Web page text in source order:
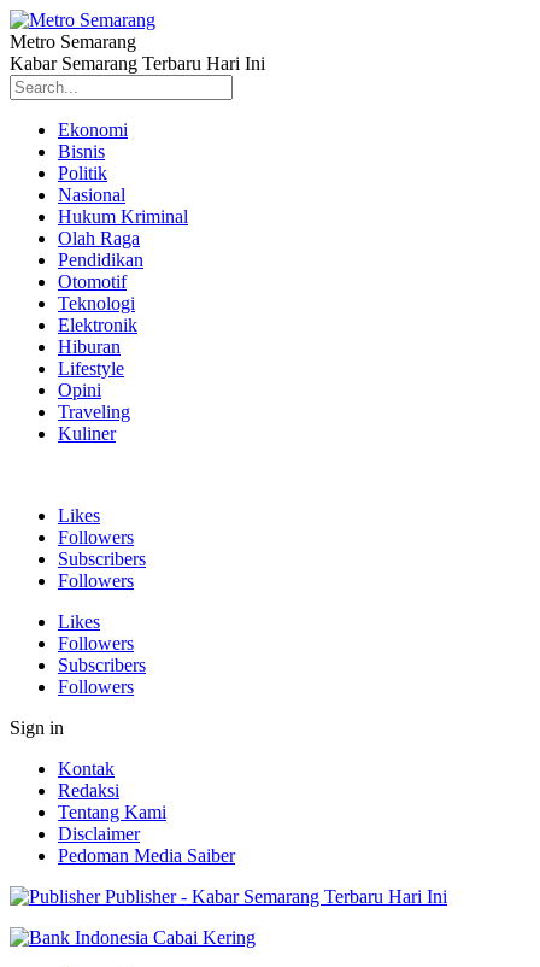
Metro Semarang
Kabar Semarang Terbaru Hari Ini
Ekonomi
Bisnis
Politik
Nasional
Hukum Kriminal
Olah Raga
Pendidikan
Otomotif
Teknologi
Elektronik
Hiburan
Lifestyle
Opini
Traveling
Kuliner
Likes
Followers
Subscribers
Followers
Likes
Followers
Subscribers
Followers
Sign in
Kontak
Redaksi
Tentang Kami
Disclaimer
Pedoman Media Saiber
Publisher - Kabar Semarang Terbaru Hari Ini